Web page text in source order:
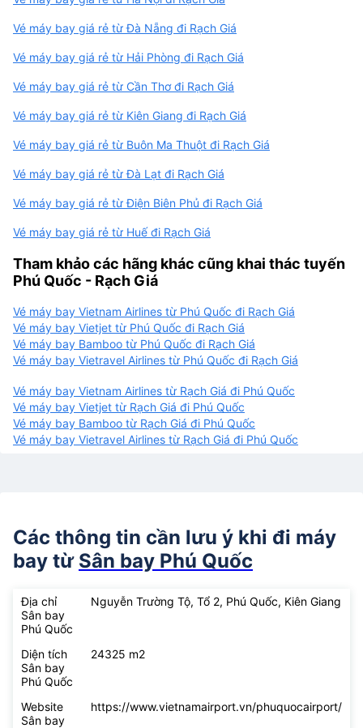
Vé máy bay giá rẻ từ Đà Nẵng đi Rạch Giá
Vé máy bay giá rẻ từ Hải Phòng đi Rạch Giá
Vé máy bay giá rẻ từ Cần Thơ đi Rạch Giá
Vé máy bay giá rẻ từ Kiên Giang đi Rạch Giá
Vé máy bay giá rẻ từ Buôn Ma Thuột đi Rạch Giá
Vé máy bay giá rẻ từ Đà Lạt đi Rạch Giá
Vé máy bay giá rẻ từ Điện Biên Phủ đi Rạch Giá
Vé máy bay giá rẻ từ Huế đi Rạch Giá
Tham khảo các hãng khác cũng khai thác tuyến
Phú Quốc - Rạch Giá
Vé máy bay Vietnam Airlines từ Phú Quốc đi Rạch Giá
Vé máy bay Vietjet từ Phú Quốc đi Rạch Giá
Vé máy bay Bamboo từ Phú Quốc đi Rạch Giá
Vé máy bay Vietravel Airlines từ Phú Quốc đi Rạch Giá
Vé máy bay Vietnam Airlines từ Rạch Giá đi Phú Quốc
Vé máy bay Vietjet từ Rạch Giá đi Phú Quốc
Vé máy bay Bamboo từ Rạch Giá đi Phú Quốc
Vé máy bay Vietravel Airlines từ Rạch Giá đi Phú Quốc
Các thông tin cần lưu ý khi đi máy
bay từ Sân bay Phú Quốc
Địa chỉ
Sân bay
Phú Quốc
Nguyễn Trường Tộ, Tổ 2, Phú Quốc, Kiên Giang
Diện tích
Sân bay
Phú Quốc
24325 m2
Website
Sân bay
https://www.vietnamairport.vn/phuquocairport/